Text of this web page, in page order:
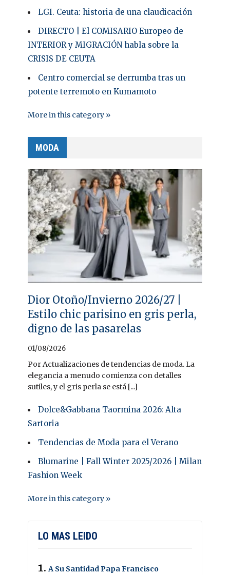
LGI. Ceuta: historia de una claudicación
DIRECTO | El COMISARIO Europeo de
INTERIOR y MIGRACIÓN habla sobre la
CRISIS DE CEUTA
Centro comercial se derrumba tras un
potente terremoto en Kumamoto
More in this category »
MODA
Dior Otoño/Invierno 2026/27 |
Estilo chic parisino en gris perla,
digno de las pasarelas
01/08/2026
Por Actualizaciones de tendencias de moda. La
elegancia a menudo comienza con detalles
sutiles, y el gris perla se está [...]
Dolce&Gabbana Taormina 2026: Alta
Sartoria
Tendencias de Moda para el Verano
Blumarine | Fall Winter 2025/2026 | Milan
Fashion Week
More in this category »
LO MAS LEIDO
A Su Santidad Papa Francisco